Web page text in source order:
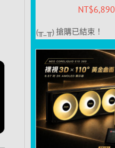
NT$6,890
(╥_╥) 搶購已結束！